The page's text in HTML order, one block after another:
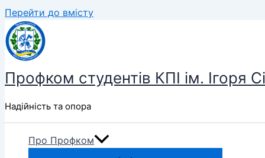
Перейти до вмісту
Профком студентів КПІ ім. Ігоря
Надійність та опора
Про Профком